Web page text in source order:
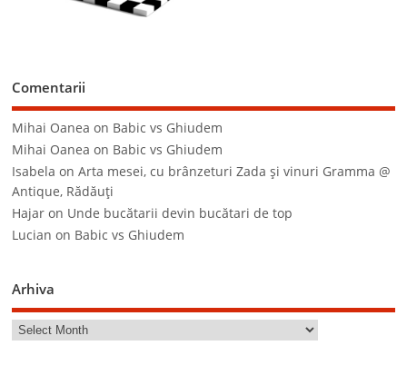
Comentarii
Mihai Oanea on Babic vs Ghiudem
Mihai Oanea on Babic vs Ghiudem
Isabela onArta mesei, cu brânzeturi Zada şi vinuri Gramma @
Antique, Rădăuţi
Hajar on Unde bucătarii devin bucătari de top
Lucian on Babic vs Ghiudem
Arhiva